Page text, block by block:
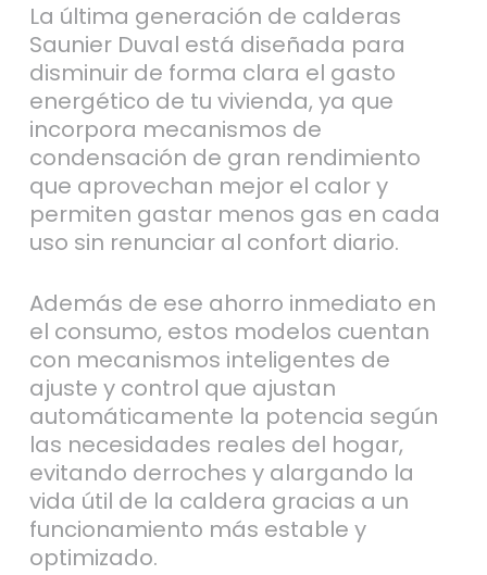
La última generación de calderas
Saunier Duval está diseñada para
disminuir de forma clara el gasto
energético de tu vivienda, ya que
incorpora mecanismos de
condensación de gran rendimiento
que aprovechan mejor el calor y
permiten gastar menos gas en cada
uso sin renunciar al confort diario.
Además de ese ahorro inmediato en
el consumo, estos modelos cuentan
con mecanismos inteligentes de
ajuste y control que ajustan
automáticamente la potencia según
las necesidades reales del hogar,
evitando derroches y alargando la
vida útil de la caldera gracias a un
funcionamiento más estable y
optimizado.